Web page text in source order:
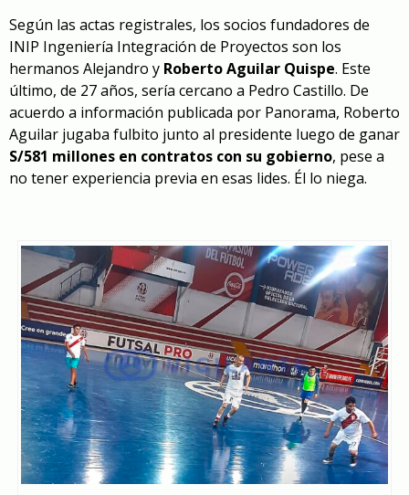
Según las actas registrales, los socios fundadores de
INIP Ingeniería Integración de Proyectos son los
hermanos Alejandro y Roberto Aguilar Quispe. Este
último, de 27 años, sería cercano a Pedro Castillo. De
acuerdo a información publicada por Panorama, Roberto
Aguilar jugaba fulbito junto al presidente luego de ganar
S/581 millones en contratos con su gobierno, pese a
no tener experiencia previa en esas lides. Él lo niega.